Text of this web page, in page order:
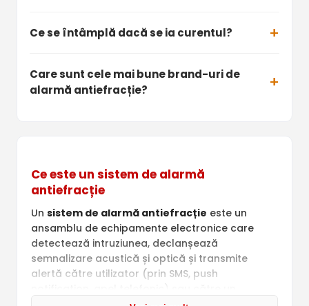
Ce se întâmplă dacă se ia curentul?
Care sunt cele mai bune brand-uri de
alarmă antiefracție?
Ce este un sistem de alarmă
antiefracție
Un sistem de alarmă antiefracție este un
ansamblu de echipamente electronice care
detectează intruziunea, declanșează
semnalizare acustică și optică și transmite
alertă către utilizator (prin SMS, push